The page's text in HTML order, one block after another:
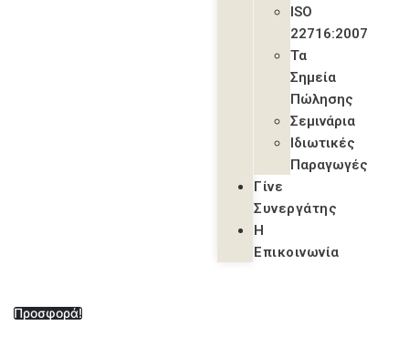
ISO
22716:2007
Τα
Σημεία
Πώλησης
Σεμινάρια
Ιδιωτικές
Παραγωγές
Γίνε
Συνεργάτης
Η
Επικοινωνία
Προσφορά!